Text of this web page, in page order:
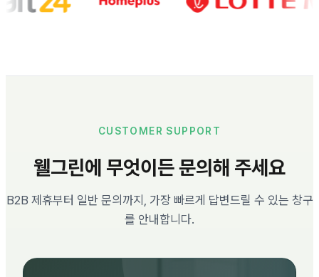
CUSTOMER SUPPORT
웰그린에 무엇이든 문의해 주세요
B2B 제휴부터 일반 문의까지, 가장 빠르게 답변드릴 수 있는 창구
를 안내합니다.